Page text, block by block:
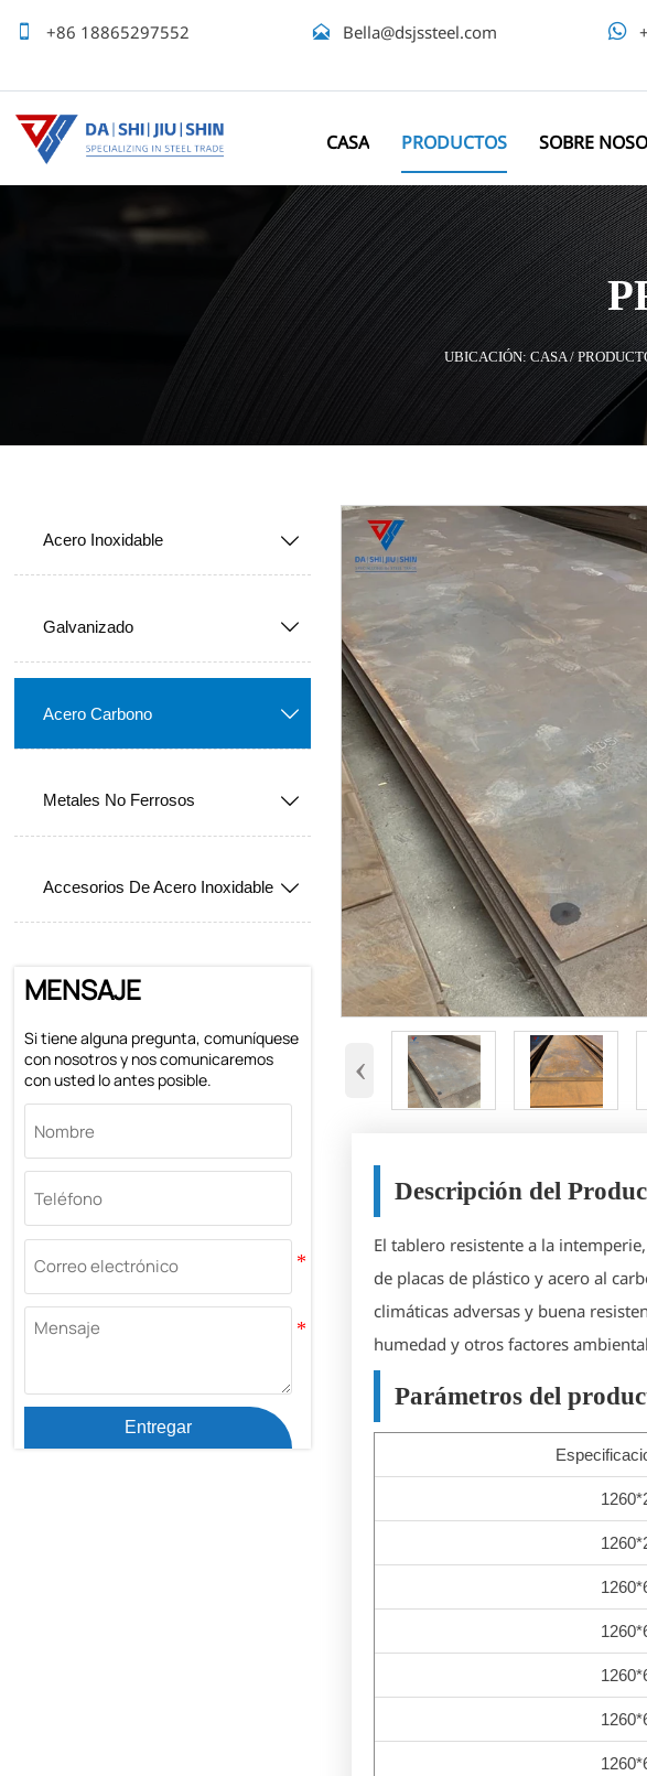
 +86 18865297552  Bella@dsjssteel.com 
CASA PRODUCTOS SOBRE
UBICACIÓN:CASA/
Acero Inoxidable 
Galvanizado 
Acero Carbono 
Metales No Ferrosos 
Accesorios De Acero Inoxidable 
MENSAJE
Si tiene alguna pregunta, comuníquese
con nosotros y nos comunicaremos
con usted lo antes posible.
Entregar
‹
Descripción del
El tablero resistente a la
de placas de plástico y acero al
climáticas adversas y buena
humedad y otros factores
Parámetros del